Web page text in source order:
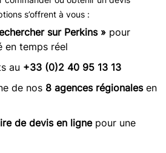
s’offrent à vous :
sur Perkins » pour
en temps réel
au +33 (0)2 40 95 13 13
de nos 8 agences régionalesen
de devis en lignepour une